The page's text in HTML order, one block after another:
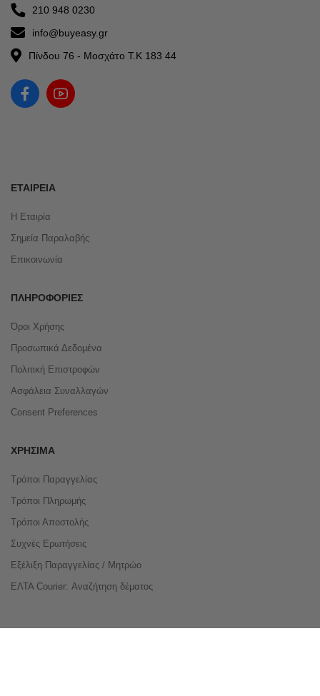
210 948 0230
info@buyeasy.gr
Πίνδου 76 - Μοσχάτο Τ.Κ 183 44
ΕΤΑΙΡΕΊΑ
Η Εταιρία
Σημεία Παραλαβής
Επικοινωνία
ΠΛΗΡΟΦΟΡΊΕΣ
Όροι Χρήσης
Προσωπικά Δεδομένα
Πολιτική Επιστροφών
Ασφάλεια Συναλλαγών
Consent Preferences
ΧΡΉΣΙΜΑ
Τρόποι Παραγγελίας
Τρόποι Πληρωμής
Τρόποι Αποστολής
Συχνές Ερωτήσεις
Εξέλιξη Παραγγελίας / Μητρώο
ΕΛΤΑ Courier: Αναζήτηση δέματος